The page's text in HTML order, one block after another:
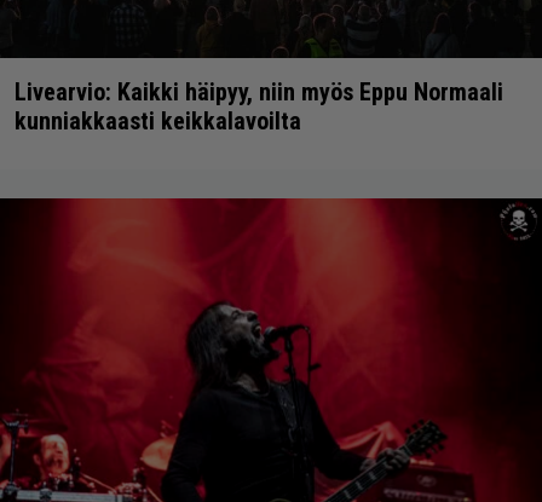
Livearvio: Kaikki häipyy, niin myös Eppu Normaali
kunniakkaasti keikkalavoilta